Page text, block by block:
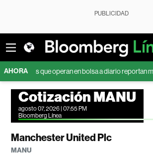
PUBLICIDAD
AHORAque operan en bolsa a diario reportan más
Cotización MANU
agosto 07, 2026 | 07:55 PM
Bloomberg Línea
Manchester United Plc
MANU